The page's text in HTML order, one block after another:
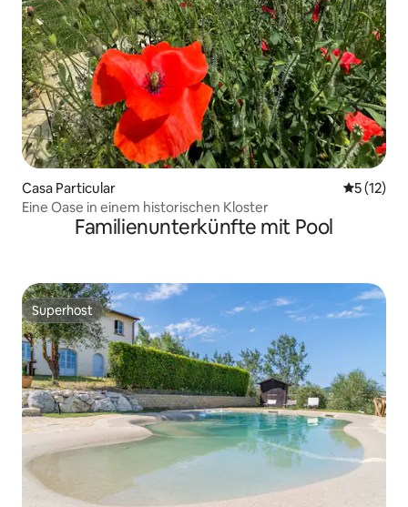
Casa Particular
5 (12)
Eine Oase in einem historischen Kloster
Familienunterkünfte mit Pool
Superhost
Superhost